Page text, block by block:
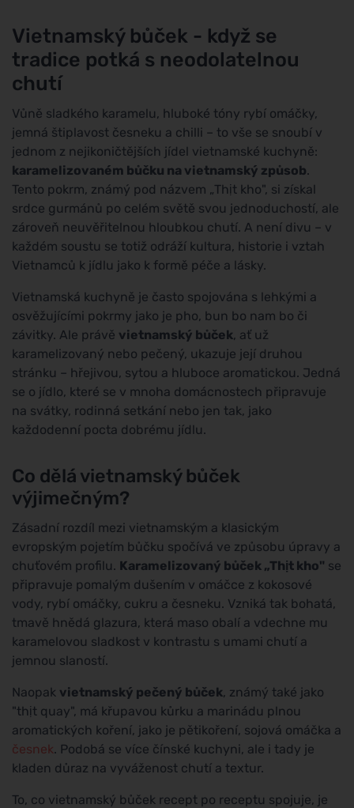
Vietnamský bůček - když se
tradice potká s neodolatelnou
chutí
Vůně sladkého karamelu, hluboké tóny rybí omáčky,
jemná štiplavost česneku a chilli – to vše se snoubí v
jednom z nejikoničtějších jídel vietnamské kuchyně:
karamelizovaném bůčku na vietnamský způsob.
Tento pokrm, známý pod názvem „Thịt kho", si získal
srdce gurmánů po celém světě svou jednoduchostí, ale
zároveň neuvěřitelnou hloubkou chutí. A není divu – v
každém soustu se totiž odráží kultura, historie i vztah
Vietnamců k jídlu jako k formě péče a lásky.
Vietnamská kuchyně je často spojována s lehkými a
osvěžujícími pokrmy jako je pho, bun bo nam bo či
závitky. Ale právě vietnamský bůček, ať už
karamelizovaný nebo pečený, ukazuje její druhou
stránku – hřejivou, sytou a hluboce aromatickou. Jedná
se o jídlo, které se v mnoha domácnostech připravuje
na svátky, rodinná setkání nebo jen tak, jako
každodenní pocta dobrému jídlu.
Co dělá vietnamský bůček
výjimečným?
Zásadní rozdíl mezi vietnamským a klasickým
evropským pojetím bůčku spočívá ve způsobu úpravy a
chuťovém profilu. Karamelizovaný bůček „Thịt kho" se
připravuje pomalým dušením v omáčce z kokosové
vody, rybí omáčky, cukru a česneku. Vzniká tak bohatá,
tmavě hnědá glazura, která maso obalí a vdechne mu
karamelovou sladkost v kontrastu s umami chutí a
jemnou slaností.
Naopak vietnamský pečený bůček, známý také jako
"thịt quay", má křupavou kůrku a marinádu plnou
aromatických koření, jako je pětikoření, sojová omáčka a
česnek. Podobá se více čínské kuchyni, ale i tady je
kladen důraz na vyváženost chutí a textur.
To, co vietnamský bůček recept po receptu spojuje, je